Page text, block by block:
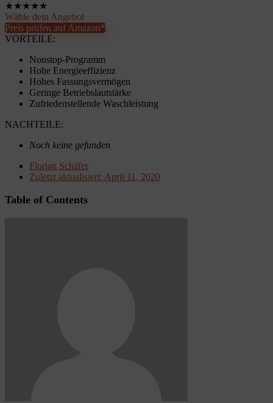
★★★★★
Wähle dein Angebot
Preis prüfen auf Amazon*
VORTEILE:
Nonstop-Programm
Hohe Energieeffizienz
Hohes Fassungsvermögen
Geringe Betriebslautstärke
Zufriedenstellende Waschleistung
NACHTEILE:
Noch keine gefunden
Florian Schäfer
Zuletzt aktualisiert: April 11, 2020
Table of Contents